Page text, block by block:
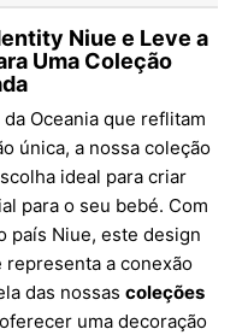
Niue e Leve a
Uma Coleção
Oceania que reflitam
única, a nossa coleção
ideal para criar
para o seu bebé. Com
país Niue, este design
representa a conexão
das nossas coleções
uma decoração